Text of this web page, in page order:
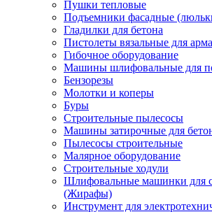
Пушки тепловые
Подъемники фасадные
Гладилки для бетона
Пистолеты вязальные для
Гибочное оборудование
Машины шлифовальные для
Бензорезы
Молотки и коперы
Буры
Строительные пылесосы
Машины затирочные для
Пылесосы строительные
Малярное оборудование
Строительные ходули
Шлифовальные машинки для
(Жирафы)
Инструмент для